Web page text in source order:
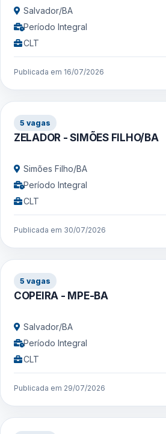
Salvador/BA
Período Integral
CLT
Publicada em 16/07/2026
5 vagas
ZELADOR - SIMÕES FILHO/BA
Simões Filho/BA
Período Integral
CLT
Publicada em 30/07/2026
5 vagas
COPEIRA - MPE-BA
Salvador/BA
Período Integral
CLT
Publicada em 29/07/2026